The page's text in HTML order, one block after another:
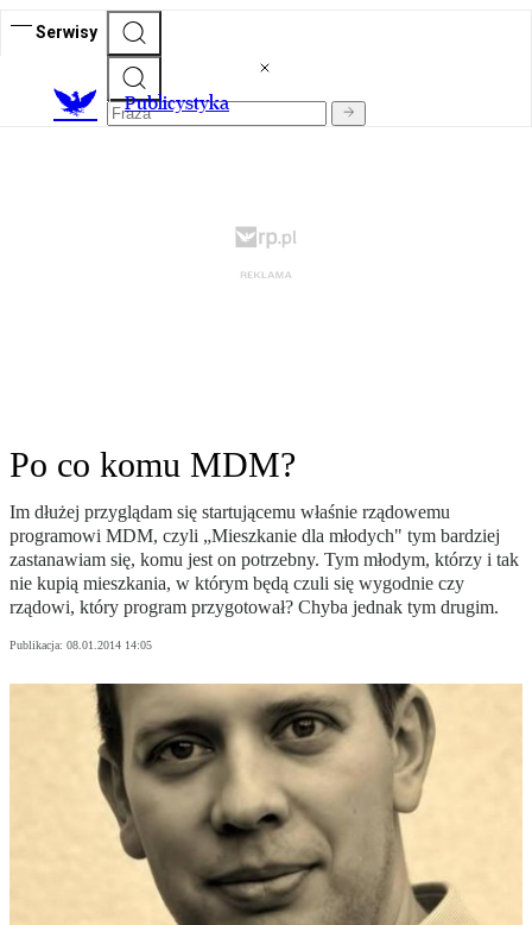
Serwisy
Publicystyka
Po co komu MDM?
Im dłużej przyglądam się startującemu właśnie rządowemu
programowi MDM, czyli „Mieszkanie dla młodych" tym bardziej
zastanawiam się, komu jest on potrzebny. Tym młodym, którzy i tak
nie kupią mieszkania, w którym będą czuli się wygodnie czy
rządowi, który program przygotował? Chyba jednak tym drugim.
Publikacja: 08.01.2014 14:05